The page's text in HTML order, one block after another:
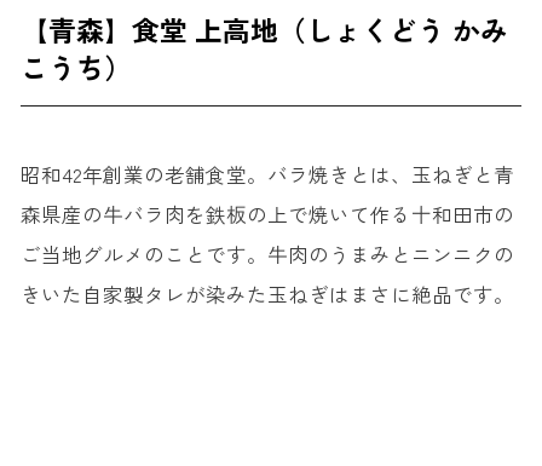
【青森】食堂 上高地（しょくどう かみ
こうち）
昭和42年創業の老舗食堂。バラ焼きとは、玉ねぎと青
森県産の牛バラ肉を鉄板の上で焼いて作る十和田市の
ご当地グルメのことです。牛肉のうまみとニンニクの
きいた自家製タレが染みた玉ねぎはまさに絶品です。